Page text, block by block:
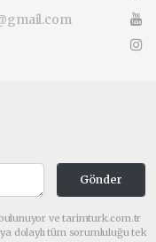
Gönder
ve tarimturk.com.tr
dolaylı tüm sorumluluğu tek